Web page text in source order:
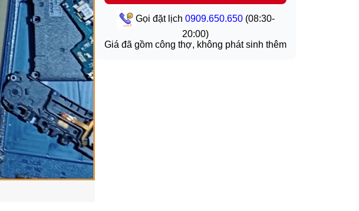
Gọi đặt lịch 0909.650.650(08:30-
20:00)
Giá đã gồm công thợ, không phát sinh thêm